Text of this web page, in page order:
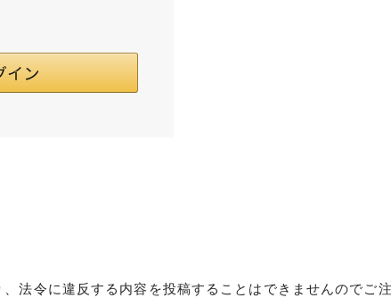
法令に違反する内容を投稿することはできませんのでご注